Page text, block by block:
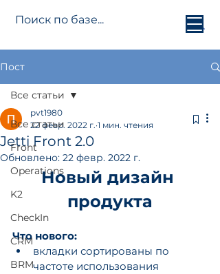
Jetti.info
Пост
Все статьи
Front
Operations
K2
CheckIn
CRM
BRM
Все статьи
Jetti Front 2.0
pvt1980
22 февр. 2022 г. 1 мин. чтения
Обновлено: 22 февр. 2022 г.
Новый дизайн
продукта
Что нового:
вкладки сортированы по
частоте использования